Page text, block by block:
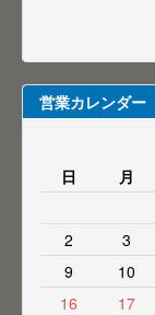
営業カレンダー
日
月
2
3
9
10
16
17